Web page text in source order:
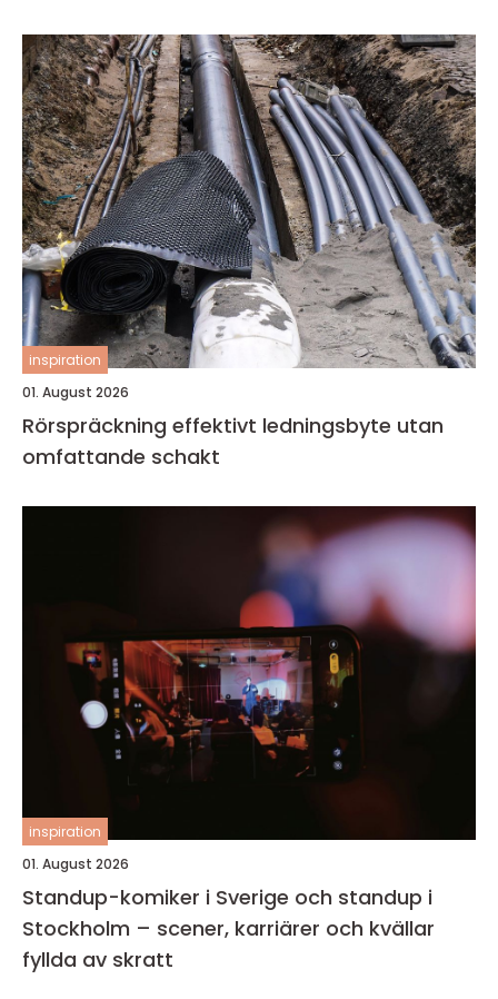
inspiration
01. August 2026
Rörspräckning effektivt ledningsbyte utan
omfattande schakt
inspiration
01. August 2026
Standup-komiker i Sverige och standup i
Stockholm – scener, karriärer och kvällar
fyllda av skratt